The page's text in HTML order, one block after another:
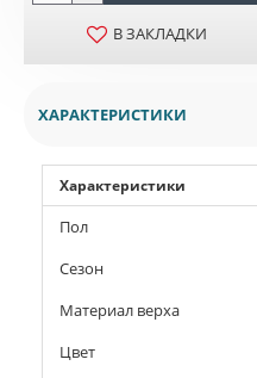
В ЗАКЛАДКИ
ХАРАКТЕРИСТИКИ
Характеристики
Пол
Сезон
Материал верха
Цвет